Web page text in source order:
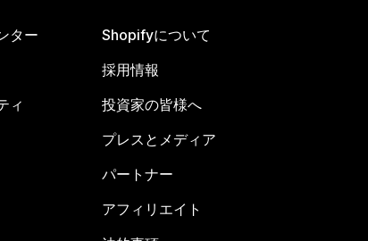
ター
ィ
Shopifyについて
採用情報
投資家の皆様へ
プレスとメディア
パートナー
アフィリエイト